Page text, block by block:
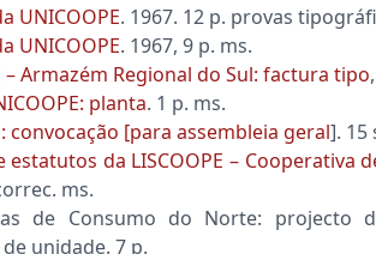
UNICOOPE. 1967. 12 p. provas
UNICOOPE. 1967, 9 p. ms.
– Armazém Regional do Sul: factura tipo
planta. 1 p. ms.
convocação [para assembleia geral]. 15
estatutos da LISCOOPE – Cooperativa
ms.
de Consumo do Norte: projecto
unidade. 7 p.